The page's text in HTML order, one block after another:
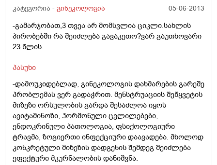
კატეგორია - გინეკოლოგია 05-06-2013
-გამარჯობათ,3 თვეა არ მომსვლია ციკლი.სახლის
პირობებში რა შეიძლება გავაკეთო?ვარ გაუთხოვარი
23 წლის.
პასუხი
-დამოუკიდებლად, გინეკოლოგის დახმარების გარეშე
პრობლემას ვერ გადაჭრით. მენსტრუაციის შეწყვეტის
მიზეზი ორსულობის გარდა შესაძლოა იყოს
ავიტამინოზი, ჰორმონული ცვლილებები,
ენდოკრინული პათოლოგია, ფსიქოლოგიური
ტრავმა, ზოგიერთი ინფექციური დაავადება. მხოლოდ
კონკრეტული მიზეზის დადგენის შემდეგ შეიძლება
ეფექტური მკურნალობის დანიშვნა.